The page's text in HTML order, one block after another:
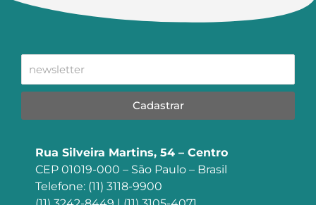
Cadastrar
Rua Silveira Martins, 54 – Centro
CEP 01019-000 – São Paulo – Brasil
Telefone: (11) 3118-9900